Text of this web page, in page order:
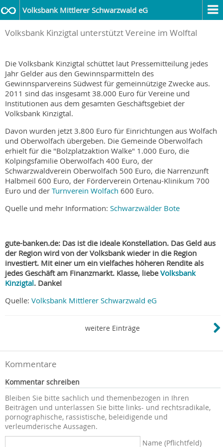
Volksbank Mittlerer Schwarzwald eG
Volksbank Kinzigtal unterstützt Vereine im Wolftal
Die Volksbank Kinzigtal schüttet laut Pressemitteilung jedes
Jahr Gelder aus den Gewinnsparmitteln des
Gewinnsparvereins Südwest für gemeinnützige Zwecke aus.
2011 sind das insgesamt 38.000 Euro für Vereine und
Institutionen aus dem gesamten Geschäftsgebiet der
Volksbank Kinzigtal.
Davon wurden jetzt 3.800 Euro für Einrichtungen aus Wolfach
und Oberwolfach übergeben. Die Gemeinde Oberwolfach
erhielt für die "Bolzplatzaktion Walke" 1.000 Euro, die
Kolpingsfamilie Oberwolfach 400 Euro, der
Schwarzwaldverein Oberwolfach 500 Euro, die Narrenzunft
Halbmeil 600 Euro, der Förderverein Ortenau-Klinikum 700
Euro und der Turnverein Wolfach 600 Euro.
Quelle und mehr Information: Schwarzwälder Bote
gute-banken.de: Das ist die ideale Konstellation. Das Geld aus
der Region wird von der Volksbank wieder in die Region
investiert. Mit einer um ein vielfaches höheren Rendite als
jedes Geschäft am Finanzmarkt. Klasse, liebeVolksbank
Kinzigtal. Danke!
Quelle: Volksbank Mittlerer Schwarzwald eG
weitere Einträge
Kommentare
Kommentar schreiben
Bleiben Sie bitte sachlich und themenbezogen in Ihren
Beiträgen und unterlassen Sie bitte links- und rechtsradikale,
pornographische, rassistische, beleidigende und
verleumderische Aussagen.
Name (Pflichtfeld)